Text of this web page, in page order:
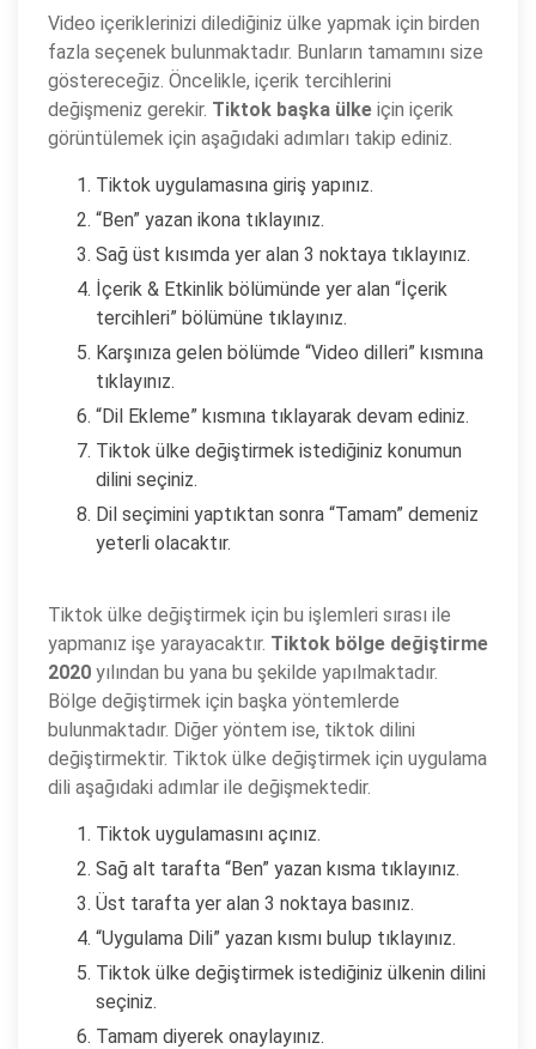
Video içeriklerinizi dilediğiniz ülke yapmak için birden
fazla seçenek bulunmaktadır. Bunların tamamını size
göstereceğiz. Öncelikle, içerik tercihlerini
değişmeniz gerekir. Tiktok başka ülke için içerik
görüntülemek için aşağıdaki adımları takip ediniz.
Tiktok uygulamasına giriş yapınız.
“Ben” yazan ikona tıklayınız.
Sağ üst kısımda yer alan 3 noktaya tıklayınız.
İçerik & Etkinlik bölümünde yer alan “İçerik
tercihleri” bölümüne tıklayınız.
Karşınıza gelen bölümde “Video dilleri” kısmına
tıklayınız.
“Dil Ekleme” kısmına tıklayarak devam ediniz.
Tiktok ülke değiştirmek istediğiniz konumun
dilini seçiniz.
Dil seçimini yaptıktan sonra “Tamam” demeniz
yeterli olacaktır.
Tiktok ülke değiştirmek için bu işlemleri sırası ile
yapmanız işe yarayacaktır. Tiktok bölge değiştirme
2020 yılından bu yana bu şekilde yapılmaktadır.
Bölge değiştirmek için başka yöntemlerde
bulunmaktadır. Diğer yöntem ise, tiktok dilini
değiştirmektir. Tiktok ülke değiştirmek için uygulama
dili aşağıdaki adımlar ile değişmektedir.
Tiktok uygulamasını açınız.
Sağ alt tarafta “Ben” yazan kısma tıklayınız.
Üst tarafta yer alan 3 noktaya basınız.
“Uygulama Dili” yazan kısmı bulup tıklayınız.
Tiktok ülke değiştirmek istediğiniz ülkenin dilini
seçiniz.
Tamam diyerek onaylayınız.